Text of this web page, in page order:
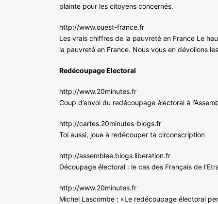
plainte pour les citoyens concernés.
http://www.ouest-france.fr
Les vrais chiffres de la pauvreté en France Le
la pauvreté en France. Nous vous en dévoilons
Redécoupage Electoral
http://www.20minutes.fr
Coup d’envoi du redécoupage électoral à
http://cartes.20minutes-blogs.fr
Toi aussi, joue à redécouper ta circonscription
http://assemblee.blogs.liberation.fr
Découpage électoral : le cas des Français de
http://www.20minutes.fr
Michel Lascombe : «Le redécoupage électoral